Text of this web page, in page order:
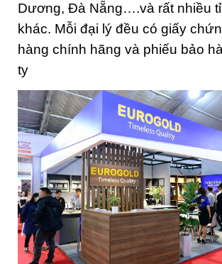
Dương, Đà Nẵng….và rất nhiều
khác. Mỗi đại lý đều có giấy
hàng chính hãng và phiếu bảo
ty